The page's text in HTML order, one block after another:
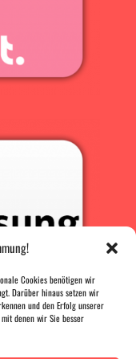
Cookies benötigen wir
Darüber hinaus setzen wir
und den Erfolg unserer
denen wir Sie besser